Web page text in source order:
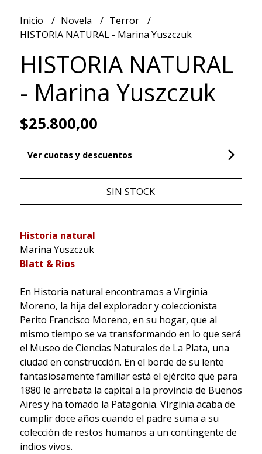
Inicio Novela
Terror
HISTORIA NATURAL - Marina Yuszczuk
HISTORIA NATURAL
- Marina Yuszczuk
$25.800,00
Ver cuotas y descuentos
SIN STOCK
Historia natural
Marina Yuszczuk
Blatt & Rios
En Historia natural encontramos a Virginia
Moreno, la hija del explorador y coleccionista
Perito Francisco Moreno, en su hogar, que al
mismo tiempo se va transformando en lo que será
el Museo de Ciencias Naturales de La Plata, una
ciudad en construcción. En el borde de su lente
fantasiosamente familiar está el ejército que para
1880 le arrebata la capital a la provincia de Buenos
Aires y ha tomado la Patagonia. Virginia acaba de
cumplir doce años cuando el padre suma a su
colección de restos humanos a un contingente de
indios vivos.